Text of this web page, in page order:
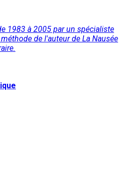
1983 à 2005 par un spécialiste
de l'auteur de La Nausée